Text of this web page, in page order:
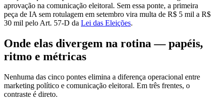
aprovação na comunicação eleitoral. Sem essa ponte, a primeira
peça de IA sem rotulagem em setembro vira multa de R$ 5 mil a R$
30 mil pelo Art. 57-D da Lei das Eleições.
Onde elas divergem na rotina — papéis,
ritmo e métricas
Nenhuma das cinco pontes elimina a diferença operacional entre
marketing político e comunicação eleitoral. Em três frentes, o
contraste é direto.